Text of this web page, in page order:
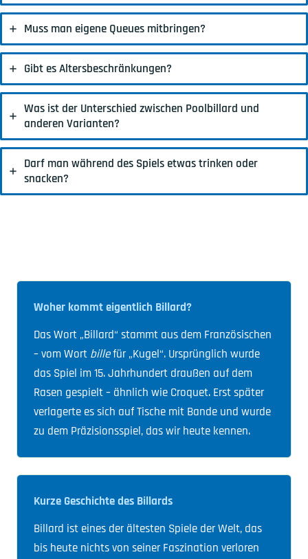
Muss man eigene Queues mitbringen?
Gibt es Altersbeschränkungen?
Was ist der Unterschied zwischen Poolbillard und
anderen Varianten?
Darf man während des Spiels etwas trinken oder
snacken?
Woher kommt eigentlich Billard?
Das Wort „Billard“ stammt aus dem Französischen
– vom Wort billefür „Kugel“. Ursprünglich wurde
das Spiel im 15. Jahrhundert draußen auf dem
Rasen gespielt – ähnlich wie Croquet. Erst später
verlagerte es sich auf Tische mit Bande und wurde
zu dem Präzisionsspiel, das wir heute kennen.
Kurze Geschichte des Billards
Billard ist eines der ältesten Spiele der Welt, das
bis heute nichts von seiner Faszination verloren